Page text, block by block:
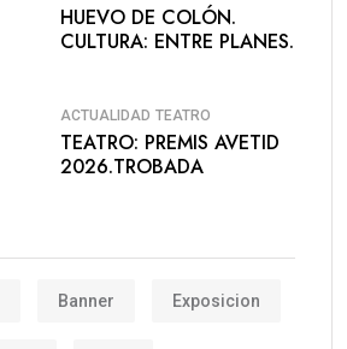
HUEVO DE COLÓN.
CULTURA: ENTRE PLANES.
ACTUALIDAD TEATRO
TEATRO: PREMIS AVETID
2026.TROBADA
Banner Exposicion